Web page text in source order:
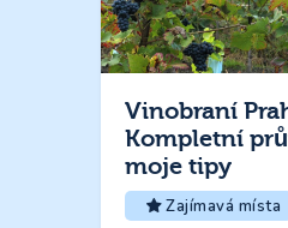
Vinobraní
Kompletní
moje tipy
Zajímavá místa